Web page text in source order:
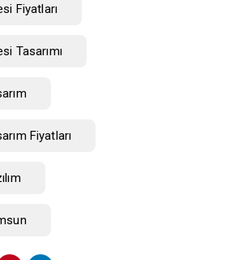
Fiyatları
Tasarımı
Fiyatları